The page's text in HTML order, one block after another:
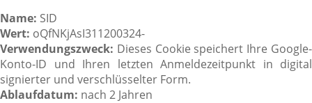
Name: SID
Wert: oQfNKjAsI311200324-
Verwendungszweck: Dieses Cookie speichert Ihre Google-
Konto-ID und Ihren letzten Anmeldezeitpunkt in digital
signierter und verschlüsselter Form.
Ablaufdatum: nach 2 Jahren